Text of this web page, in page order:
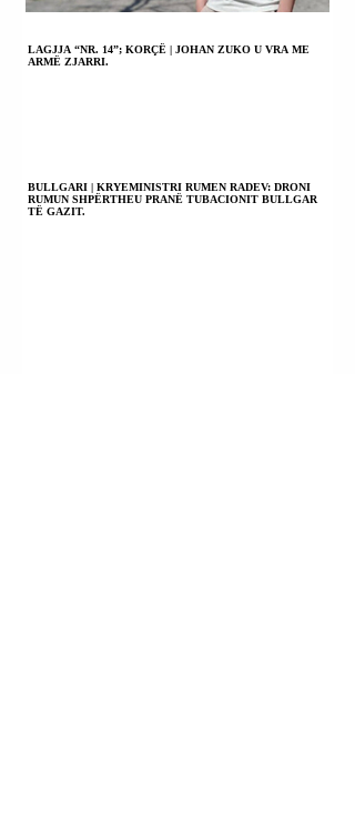
LAGJJA “NR. 14”; KORÇË | JOHAN ZUKO U VRA ME
ARMË ZJARRI.
BULLGARI | KRYEMINISTRI RUMEN RADEV: DRONI
RUMUN SHPËRTHEU PRANË TUBACIONIT BULLGAR
TË GAZIT.